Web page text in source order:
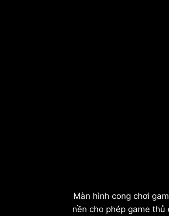
Màn hình cong chơi
nền cho phép game